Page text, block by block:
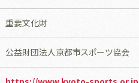
重要文化財
公益財団法人京都市スポーツ協会